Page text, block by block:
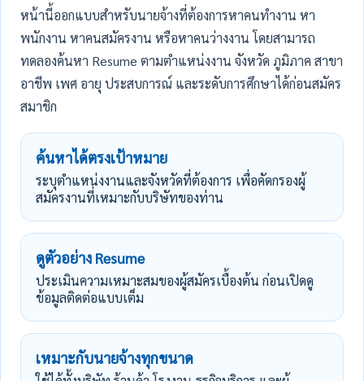
หน้านี้ออกแบบสำหรับนายจ้างที่ต้องการหาคนทำงาน หา
พนักงาน หาคนสมัครงาน หรือหาคนว่างงาน โดยสามารถ
ทดลองค้นหา Resume ตามตำแหน่งงาน จังหวัด ภูมิภาค สาขา
อาชีพ เพศ อายุ ประสบการณ์ และระดับการศึกษาได้ก่อนสมัคร
สมาชิก
ค้นหาได้ตรงเป้าหมาย
ระบุตำแหน่งงานและจังหวัดที่ต้องการ เพื่อคัดกรองผู้
สมัครงานที่เหมาะกับบริษัทของท่าน
ดูตัวอย่าง Resume
ประเมินความเหมาะสมของผู้สมัครเบื้องต้น ก่อนเปิดดู
ข้อมูลติดต่อแบบเต็ม
เหมาะกับนายจ้างทุกขนาด